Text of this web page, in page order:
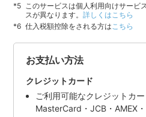
このサービスは個人利用向けサービ
スが異なります。詳しくはこちら
仕入税額控除をされる方は こちら
お支払い方法
クレジットカード
ご利用可能なクレジットカー
MasterCard・JCB・AMEX・